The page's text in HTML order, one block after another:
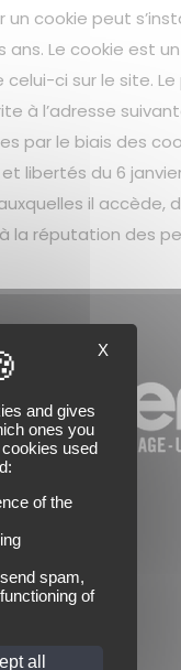
un cookie peut
ans. Le cookie est
celui-ci sur le site.
à l’adresse
par le biais des
libertés du 6
il
la réputation des
X
and gives
ones you
used
of the
spam,
of
all